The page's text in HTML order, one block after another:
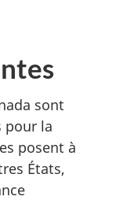
sont
pour la
posent à
États,